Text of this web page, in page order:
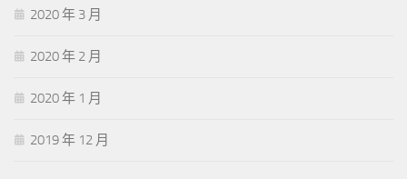
2020 年 3 月
2020 年 2 月
2020 年 1 月
2019 年 12 月